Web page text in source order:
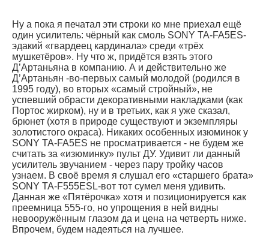
Ну а пока я печатал эти строки ко мне приехал ещё
один усилитель: чёрный как смоль SONY TA-FA5ES-
эдакий «гвардеец кардинала» среди «трёх
мушкетёров». Ну что ж, придётся взять этого
Д’Артаньяна в компанию. А и действительно же
Д’Артаньян -во-первых самый молодой (родился в
1995 году), во вторых «самый стройный», не
успевший обрасти декоративными накладками (как
Портос жирком), ну и в третьих, как я уже сказал,
брюнет (хотя в природе существуют и экземпляры
золотистого окраса). Никаких особенных изюминок у
SONY TA-FA5ES не просматривается - не будем же
считать за «изюминку» пульт ДУ. Удивит ли данный
усилитель звучанием - через пару тройку часов
узнаем. В своё время я слушал его «старшего брата»
SONY TA-F555ESL-вот тот сумел меня удивить.
Данная же «Пятёрочка» хотя и позиционируется как
преемница 555-го, но упрощения в ней видны
невооружённым глазом да и цена на четверть ниже.
Впрочем, будем надеяться на лучшее.